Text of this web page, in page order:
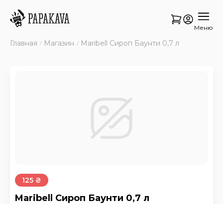
Меню
Главная Магазин Maribell Сироп Баунти 0,7 л
125 ₴
Maribell Сироп Баунти 0,7 л